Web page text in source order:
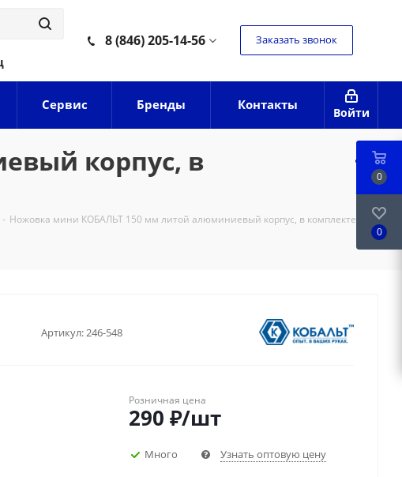
8 (846) 205-14-56 Заказать звонок
Войти
Сервис Бренды Контакты
корпус, в
- Ножовка мини КОБАЛЬТ 150 мм литой алюминиевый корпус, в комплекте
Артикул: 246-548
Розничная цена
290 ₽/шт
Много Узнать оптовую цену
0
0